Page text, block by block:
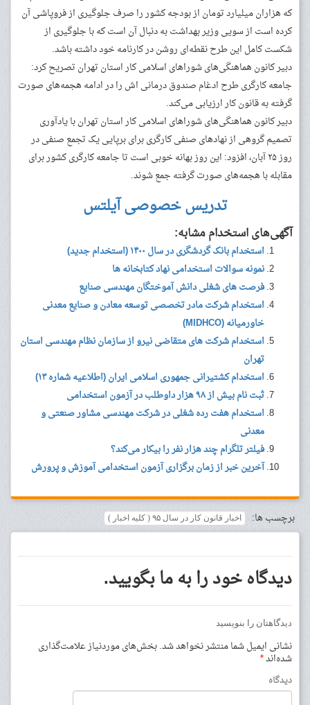
که هزاران میلیارد تومان از بودجه کشور را صرف جلوگیری از فروپاشی آن
کرده است از سویی وزیر بهداشت به دنبال آن است که با جلوگیری از
شکست کامل این طرح نقطه‌ای روشن در کارنامه خود داشته باشد.
دبیر کانون هماهنگی‌های شوراهای اسلامی کار استان تهران تصریح کرد:
جامعه کارگری طرح ادغام صندوق درمانی اش را در ادامه هجمه‌های صورت
گرفته به قانون کار ارزیابی می‌کند.
دبیر کانون هماهنگی‌های شوراهای اسلامی کار استان تهران با یادآوری
تصمیم گروهی از نهادهای صنفی کارگری برای برپایی یک تجمع صنفی در
روز ۲۵ آبان، افزود: این روز بهانه‌ خوبی است تا جامعه کارگری کشور برای
مقابله با هجمه‌های صورت گرفته جمع شوند.
تدریس خصوصی آیلتس
آگهی‌های استخدام مشابه:
استخدام بانک گردشگری در سال ۱۴۰۰ (استخدام جدید)
نمونه سوالات استخدامی نهاد کتابخانه ها
فرصت های شغلی دانش آموختگان مهندسی صنایع
استخدام شرکت مادر تخصصی توسعه معادن و صنایع معدنی
خاورمیانه (MIDHCO)
استخدام شرکت های متقاضی نیرو از سازمان نظام مهندسی استان
تهران
استخدام کشتیرانی جمهوری اسلامی ایران (اطلاعیه شماره ۱۳)
ثبت نام بیش از ۹۸ هزار داوطلب در آزمون استخدامی
استخدام هفت رده شغلی در شرکت مهندسی مشاور صنعتی و
معدنی
فیلتر تلگرام چند هزار نفر را بیکار می‌کند؟
آخرین خبر از زمان برگزاری آزمون استخدامی آموزش و پرورش
برچسب ها: اخبار قانون کار در سال ۹۵ ( کلیه اخبار )
دیدگاه خود را به ما بگویید.
دیدگاهتان را بنویسید
نشانی ایمیل شما منتشر نخواهد شد.بخش‌های موردنیاز علامت‌گذاری
شده‌اند*
دیدگاه